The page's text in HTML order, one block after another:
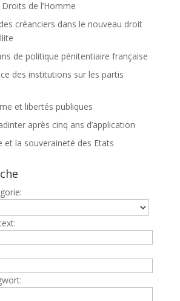
de l’Homme
créanciers dans le nouveau droit
de politique pénitentiaire française
des institutions sur les partis
et libertés publiques
après cinq ans d’application
et la souveraineté des Etats